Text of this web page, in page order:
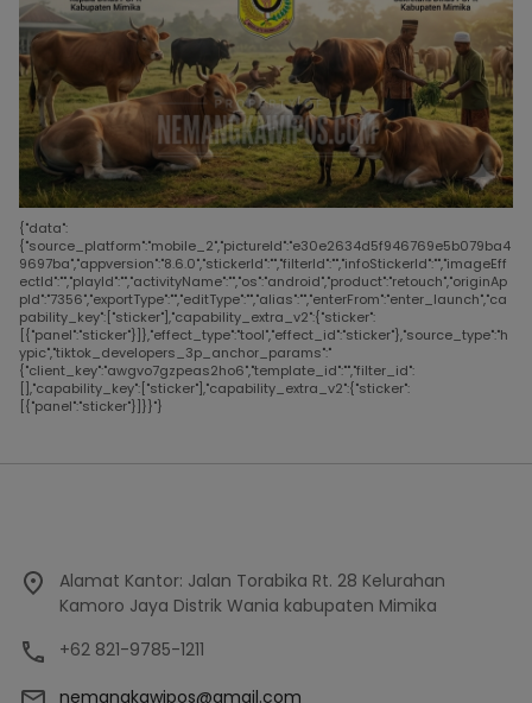
{"data":
{"source_platform":"mobile_2","pictureId":"e30e2634d5f946769e5b079ba4
9697ba","appversion":"8.6.0","stickerId":"","filterId":"","infoStickerId":"","imageEff
ectId":"","playId":"","activityName":"","os":"android","product":"retouch","originAp
pId":"7356","exportType":"","editType":"","alias":"","enterFrom":"enter_launch","ca
pability_key":["sticker"],"capability_extra_v2":{"sticker":
[{"panel":"sticker"}]},"effect_type":"tool","effect_id":"sticker"},"source_type":"h
ypic","tiktok_developers_3p_anchor_params":"
{"client_key":"awgvo7gzpeas2ho6","template_id":"","filter_id":
[],"capability_key":["sticker"],"capability_extra_v2":{"sticker":
[{"panel":"sticker"}]}}"}
Alamat Kantor: Jalan Torabika Rt. 28 Kelurahan
Kamoro Jaya Distrik Wania kabupaten Mimika
+62 821-9785-1211
nemangkawipos@gmail.com